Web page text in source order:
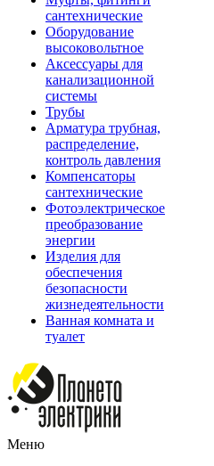
сантехнические
Оборудование
высоковольтное
Аксессуары для
канализационной
системы
Трубы
Арматура трубная,
распределение,
контроль давления
Компенсаторы
сантехнические
Фотоэлектрическое
преобразование
энергии
Изделия для
обеспечения
безопасности
жизнедеятельности
Ванная комната и
туалет
Меню